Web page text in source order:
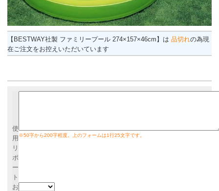
【BESTWAY社製 ファミリープール 274×157×46cm】は 品切れの為現
在ご注文をお控えいただいています
使
用
リ
ポ
ー
ト
※50字から200字程度。上のフォームは1行25文字です。
お